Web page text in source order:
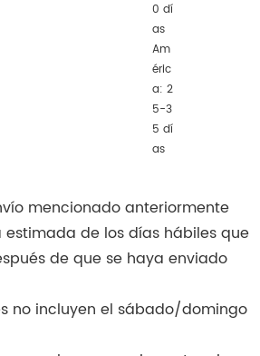
0 dí
as
Am
éric
a: 2
5-3
5 dí
as
mencionado anteriormente
estimada de los días hábiles que
de que se haya enviado
no incluyen el sábado/domingo